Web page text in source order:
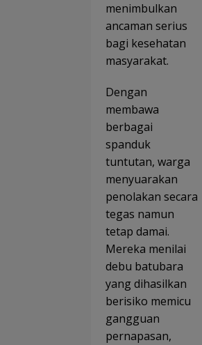
menimbulkan
ancaman serius
bagi kesehatan
masyarakat.
Dengan
membawa
berbagai
spanduk
tuntutan, warga
menyuarakan
penolakan secara
tegas namun
tetap damai.
Mereka menilai
debu batubara
yang dihasilkan
berisiko memicu
gangguan
pernapasan,